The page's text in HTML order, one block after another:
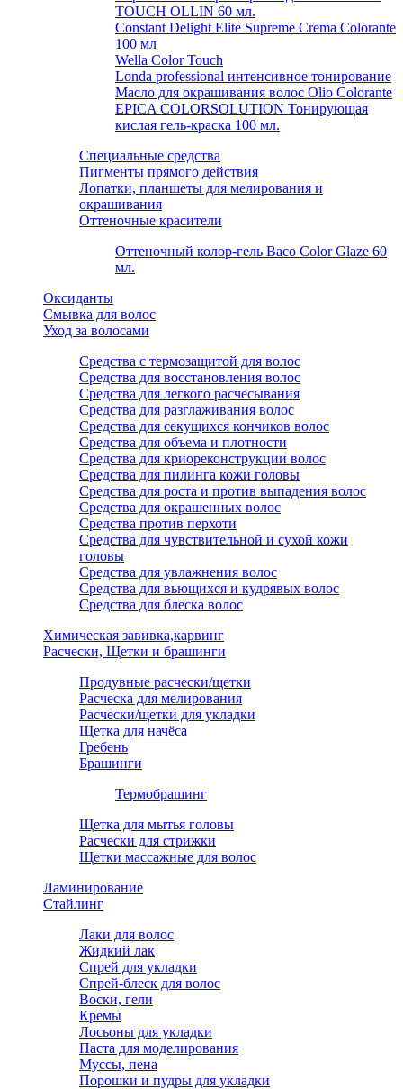
TOUCH OLLIN 60 мл.
Constant Delight Elite Supreme Crema Colorante
100 мл
Wella Color Touch
Londa professional интенсивное тонирование
Масло для окрашивания волос Olio Colorante
EPICA COLORSOLUTION Тонирующая
кислая гель-краска 100 мл.
Специальные средства
Пигменты прямого действия
Лопатки, планшеты для мелирования и
окрашивания
Оттеночные красители
Оттеночный колор-гель Baco Color Glaze 60
мл.
Оксиданты
Смывка для волос
Уход за волосами
Средства с термозащитой для волос
Средства для восстановления волос
Средства для легкого расчесывания
Средства для разглаживания волос
Средства для секущихся кончиков волос
Средства для объема и плотности
Средства для криореконструкции волос
Средства для пилинга кожи головы
Средства для роста и против выпадения волос
Средства для окрашенных волос
Средства против перхоти
Средства для чувствительной и сухой кожи
головы
Средства для увлажнения волос
Средства для вьющихся и кудрявых волос
Средства для блеска волос
Химическая завивка,карвинг
Расчески, Щетки и брашинги
Продувные расчески/щетки
Расческа для мелирования
Расчески/щетки для укладки
Щетка для начёса
Гребень
Брашинги
Термобрашинг
Щетка для мытья головы
Расчески для стрижки
Щетки массажные для волос
Ламинирование
Стайлинг
Лаки для волос
Жидкий лак
Спрей для укладки
Спрей-блеск для волос
Воски, гели
Кремы
Лосьоны для укладки
Паста для моделирования
Муссы, пена
Порошки и пудры для укладки